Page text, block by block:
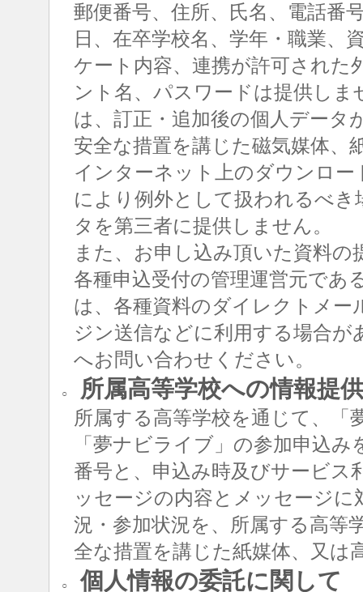
郵便番号、住所、氏名、電話番
日、在卒学校名、学年・職業、
ケート内容、連携が許可された
ント名、パスワードは提供し
は、訂正・追加後の個人データ
安全な措置を講じた磁気媒体、
インターネット上のダウンロ
により例外として扱われるべ
タを第三者に提供しません。
また、お申し込み頂いた資料
各種申込受付の管理運営元であ
は、各種資料のダイレクトメー
ジン送信などに利用する場合
へお問い合わせください。
○ 所属高等学校への情報提
所属する高等学校を通じて、「
「夢ナビライブ」の参加申込
番号と、申込み時及びサービス
ッセージの内容とメッセージ
況・参加状況を、所属する高等
全な措置を講じた紙媒体、又は
○ 個人情報の委託に関して